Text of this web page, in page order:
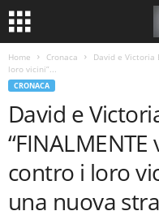
Home Cronaca
David e Victoria
loro vicini”...
CRONACA
David e
contro i loro
una nuova